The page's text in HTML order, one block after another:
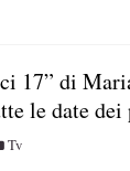
17” di
le date
Tv